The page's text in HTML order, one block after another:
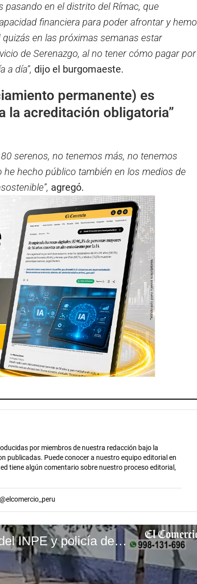
pasando en el distrito del Rímac, que
financiera para poder afrontar y
en las próximas semanas estar
de Serenazgo, al no tener cómo pagar por
a día”, dijo el burgomaeste.
permanente) es
la acreditación obligatoria”
serenos, no tenemos más, no tenemos
he hecho público también en los medios de
agregó.
por miembros de nuestra redacción bajo la
publicadas. Puede conocer a nuestro equipo editorial en
tiene algún comentario sobre nuestro proceso editorial,
@elcomercio_peru
Jaén: Presunto trabajador del INPE y policía desataron balacera